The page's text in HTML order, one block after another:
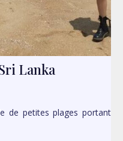
Lanka
de petites plages portant